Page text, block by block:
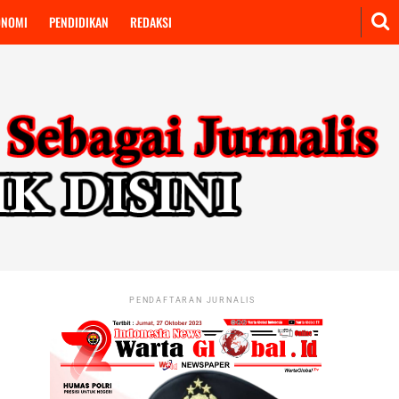
PENDIDIKAN REDAKSI
PENDAFTARAN JURNALIS